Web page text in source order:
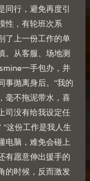
同行，避免再度引
性，有轮班次系
了上一份工作的单
。从客服、场地测
一手包办，并
事抛离身后。“我的
毫不拖泥带水，喜
司没有给我设定任
这份工作是我人生
电脑，难免会碰上
有愿意伸出援手的
的时候，反而激发